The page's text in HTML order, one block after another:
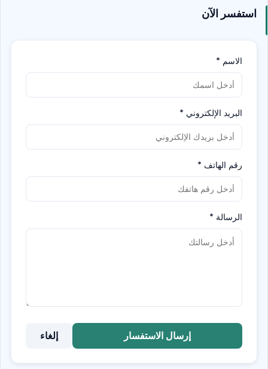
استفسر الآن
الاسم *
البريد الإلكتروني *
رقم الهاتف *
الرسالة *
إرسال الاستفسار إلغاء